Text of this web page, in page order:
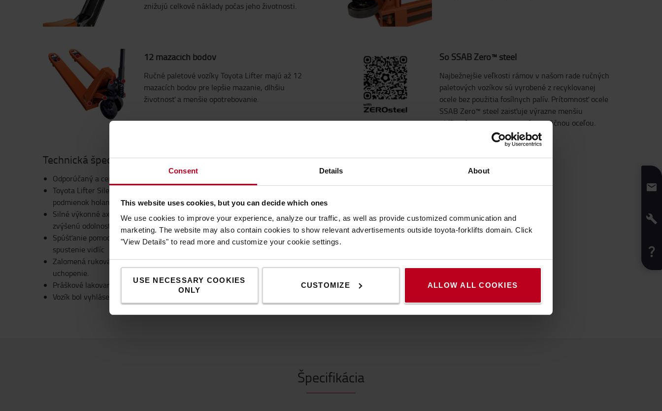
Consent Details About
This website uses cookies, but you can decide which ones
We use cookies to improve your experience, analyze our traffic, as well as provide customized communication and
marketing. The website may also contain cookies to show relevant advertisements outside toyota-forklifts domain. Click
"View Details" to read more and customize your cookie settings.
USE NECESSARY COOKIES
ONLY
CUSTOMIZE ALLOW ALL COOKIES
znižujú celkové náklady počas jeho životnosti.
12 mazacích bodov
Ručné paletové vozíky Toyota Lifter majú až 12
mazacích bodov pre lepšie mazanie, dlhšiu
životnosť a menšie opotrebovanie.
So SSAB Zero™ steel
Najbežnejšie veľkosti rámov v našom rade ručných
paletových vozíkov sú vyrobené z recyklovanej
ocele bez použitia fosílnych palív. Prítomnosť ocele
SSAB Zero™ steel zaisťuje výrazne menšiu
uhlíkovú stopu v porovnaní s tradičnou oceľou.
Technická špecifikácia
Odporúčaný a certifikovaný vozík do tichých prevádzok.
Toyota Lifter Silent spôsobuje maximálnu hlučnosť 62dBA podľa testovacích
podmienok holandského programu PEAK a má príslušnú certifikáciu.
Silné výkonné axiálne ložisko je štandardnou výbavou pre ľahšie riadenie a
zvýšenú odolnosť.
Spúšťanie pomocou regulačného ventilu umožňuje kontrolované a plynulé
spustenie vidlíc
Zalomená rukoväť z vysokopevnostného polyméru pre čo najlepšie ergonomické
uchopenie.
Práškové lakovanie a robotické zváranie vytvárajú vysokokvalitný a hladký povrch.
Vozík bol vyhlásený za ekologický výrobok.
Špecifikácia